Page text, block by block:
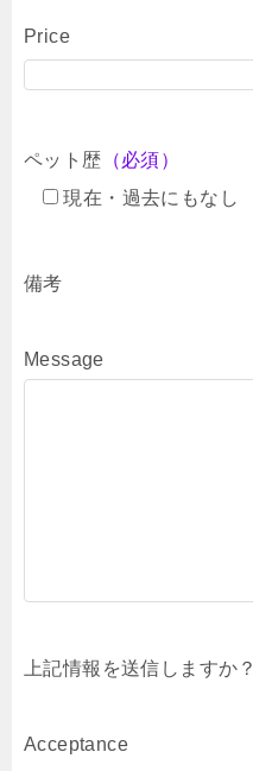
Price
ペット歴 （必須）
現在・過去にもなし
備考
Message
上記情報を送信しますか？
Acceptance